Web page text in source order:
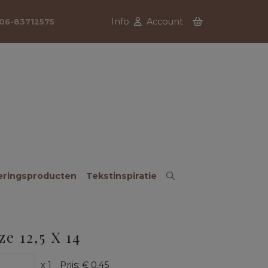
06-83712575 Info Account
Tekstinspiratie
12,5 X 14
x 1 Prijs:€ 0,45